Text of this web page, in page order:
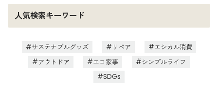
人気検索キーワード
サステナブルグッズ リペア
エシカル消費
アウトドア
エコ家事
シンプルライフ
SDGs